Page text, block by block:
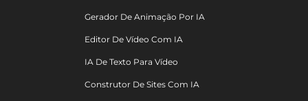
Gerador De Animação Por IA
Editor De Vídeo Com IA
IA De Texto Para Vídeo
Construtor De Sites Com IA